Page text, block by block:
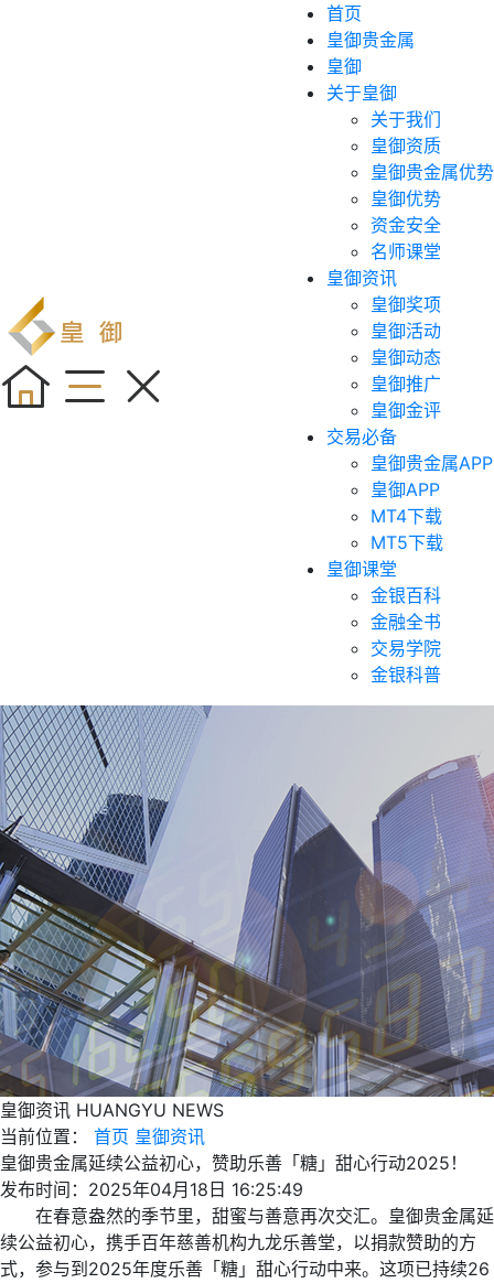
首页
皇御贵金属
皇御
关于皇御
关于我们
皇御资质
皇御贵金属优势
皇御优势
资金安全
名师课堂
皇御资讯
皇御奖项
皇御活动
皇御动态
皇御推广
皇御金评
交易必备
皇御贵金属APP
皇御APP
MT4下载
MT5下载
皇御课堂
金银百科
金融全书
交易学院
金银科普
皇御资讯 HUANGYU NEWS
当前位置：
首页 皇御资讯
皇御贵金属延续公益初心，赞助乐善「糖」甜心行动2025！
发布时间：2025年04月18日 16:25:49
在春意盎然的季节里，甜蜜与善意再次交汇。皇御贵金属延
续公益初心，携手百年慈善机构九龙乐善堂，以捐款赞助的方
式，参与到2025年度乐善「糖」甜心行动中来。这项已持续26